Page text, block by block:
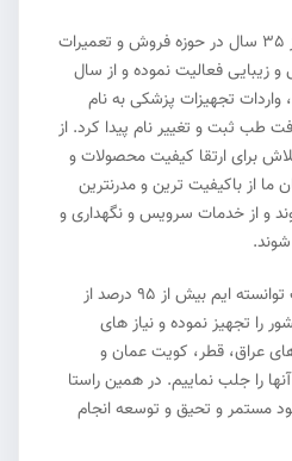
مجموعه رهیافت طب بیش از 35 سال در حوزه فروش و تعمیرات
زیبایی فعالیت نموده و از سال
واردات تجهیزات پزشکی به نام
ثبت و تغییر نام پیدا کرد. از
برای ارتقا کیفیت محصولات و
ما از باکیفیت ترین و مدرنترین
و از خدمات سرویس و نگهداری و
افتخار ماست که در این مدت توانسته ایم بیش از 95 درصد از
را تجهیز نموده و نیاز های
عراق، قطر، کویت عمان و
را جلب نماییم. در همین راستا
مستمر و تحیق و توسعه انجام